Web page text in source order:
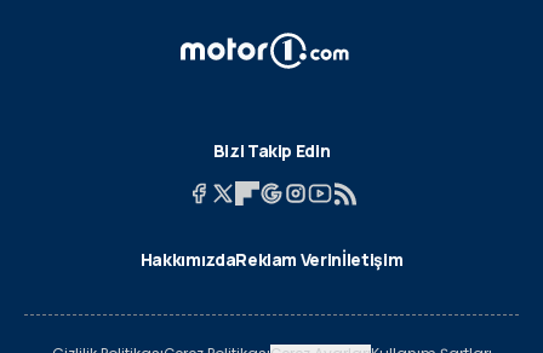
Bizi Takip Edin
HakkımızdaReklam Verinİletişim